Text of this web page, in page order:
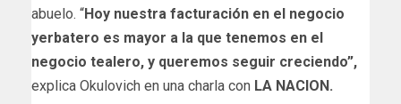
abuelo. “Hoy nuestra facturación en el negocio
yerbatero es mayor a la que tenemos en el
negocio tealero, y queremos seguir creciendo”,
explica Okulovich en una charla con LA NACION.